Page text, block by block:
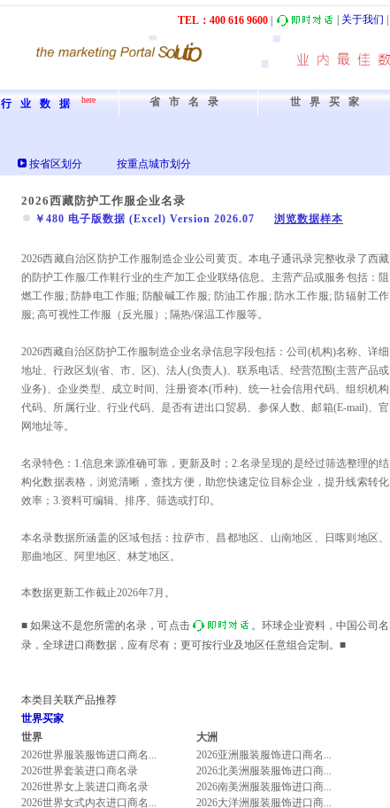
关于我们
TEL：400 616 9600
行业数据 here 省市名录 世界买家
按省区划分 按重点城市划分
2026西藏防护工作服企业名录
￥480 电子版数据 (Excel) Version 2026.07 浏览数据样本
2026西藏自治区防护工作服制造企业公司黄页。本电子通讯录完整收录了西藏
的防护工作服/工作鞋行业的生产加工企业联络信息。主营产品或服务包括：阻
燃工作服; 防静电工作服; 防酸碱工作服; 防油工作服; 防水工作服; 防辐射工作
服; 高可视性工作服（反光服）; 隔热/保温工作服等。
2026西藏自治区防护工作服制造企业名录信息字段包括：公司(机构)名称、详细
地址、行政区划(省、市、区)、法人(负责人)、联系电话、经营范围(主营产品或
业务)、企业类型、成立时间、注册资本(币种)、统一社会信用代码、组织机构
代码、所属行业、行业代码、是否有进出口贸易、参保人数、邮箱(E-mail)、官
网地址等。
名录特色：1.信息来源准确可靠，更新及时；2.名录呈现的是经过筛选整理的结
构化数据表格，浏览清晰，查找方便，助您快速定位目标企业，提升线索转化
效率；3.资料可编辑、排序、筛选或打印。
本名录数据所涵盖的区域包括：拉萨市、昌都地区、山南地区、日喀则地区、
那曲地区、阿里地区、林芝地区。
本数据更新工作截止2026年7月。
■ 如果这不是您所需的名录，可点击
。环球企业资料，中国公司名
录，全球进口商数据，应有尽有；更可按行业及地区任意组合定制。■
本类目关联产品推荐
世界买家
世界
2026世界服装服饰进口商名...
2026世界套装进口商名录
2026世界女上装进口商名录
2026世界女式内衣进口商名...
大洲
2026亚洲服装服饰进口商名...
2026北美洲服装服饰进口商...
2026南美洲服装服饰进口商...
2026大洋洲服装服饰进口商...